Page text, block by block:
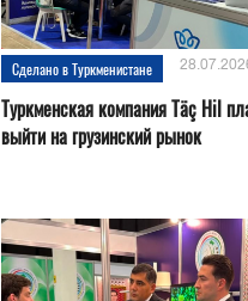
Сделано в Туркменистане
Туркменская компания Täç Hil
выйти на грузинский рынок